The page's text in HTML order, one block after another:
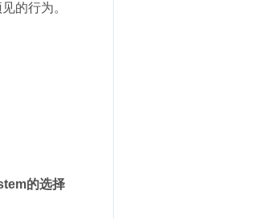
的行为。
的选择